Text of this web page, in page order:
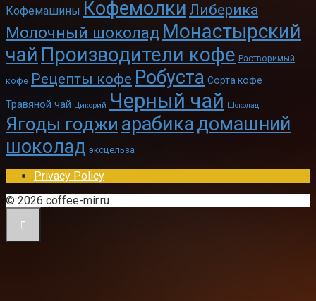
Кофемашины Кофемолки Либерика
Молочный шоколад Монастырский
чай Производители кофе Растворимый
кофе Рецепты кофе Робуста Сорта кофе
Травяной чай Цикорий Черный чай Шоколад
Ягоды годжи арабикадомашний
шоколад эксцельза
Privacy Policy
© 2026 coffee-mir.ru